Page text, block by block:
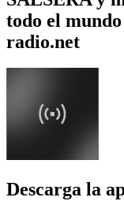
todo el
radio.net
Descarga la